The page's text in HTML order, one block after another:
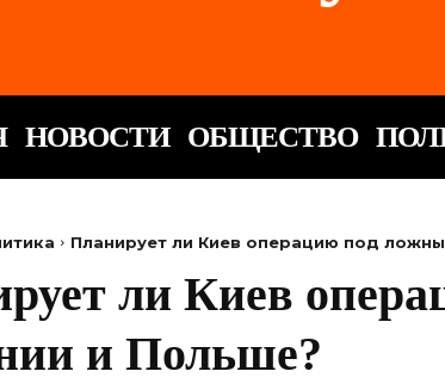
НОВОСТИ ОБЩЕСТВО
Планирует ли Киев операцию под
ли Киев
и Польше?